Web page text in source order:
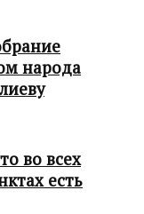
народа
во всех
есть